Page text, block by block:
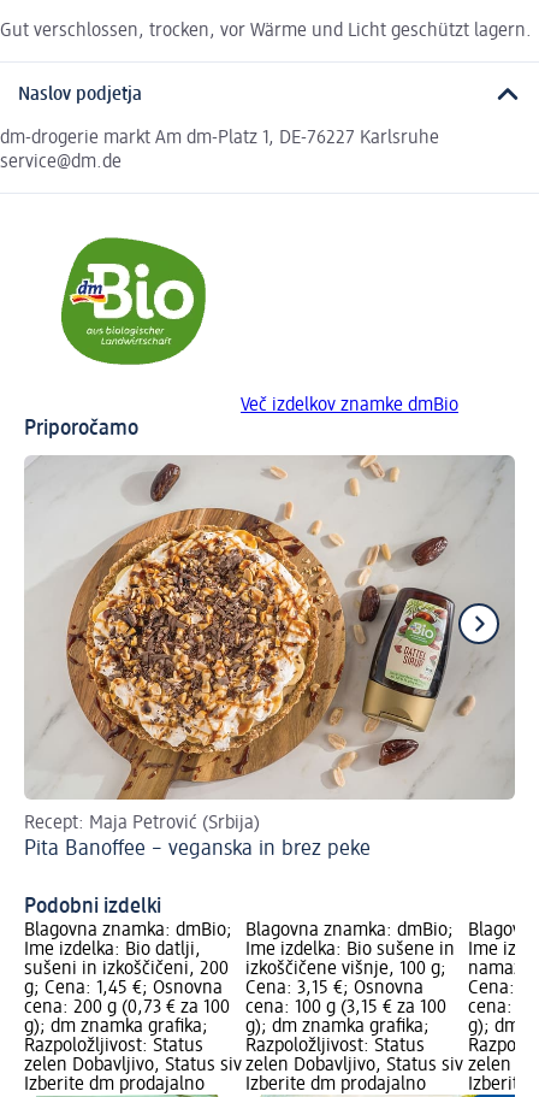
Gut verschlossen, trocken, vor Wärme und Licht geschützt lagern.
Naslov podjetja
dm-drogerie markt Am dm-Platz 1, DE-76227 Karlsruhe
service@dm.de
Več izdelkov znamke dmBio
Priporočamo
Recept: Maja Petrović (Srbija)
Pita Banoffee – veganska in brez peke
Podobni izdelki
Blagovna znamka: dmBio;
Ime izdelka: Bio datlji,
sušeni in izkoščičeni, 200
g; Cena: 1,45 €; Osnovna
cena: 200 g (0,73 € za 100
g); dm znamka grafika;
Razpoložljivost: Status
zelen Dobavljivo, Status siv
Izberite dm prodajalno
Blagovna znamka: dmBio;
Ime izdelka: Bio sušene in
izkoščičene višnje, 100 g;
Cena: 3,15 €; Osnovna
cena: 100 g (3,15 € za 100
g); dm znamka grafika;
Razpoložljivost: Status
zelen Dobavljivo, Status siv
Izberite dm prodajalno
Ime
namaz
Cena:
cena:
g); dm
zelen
Izberite